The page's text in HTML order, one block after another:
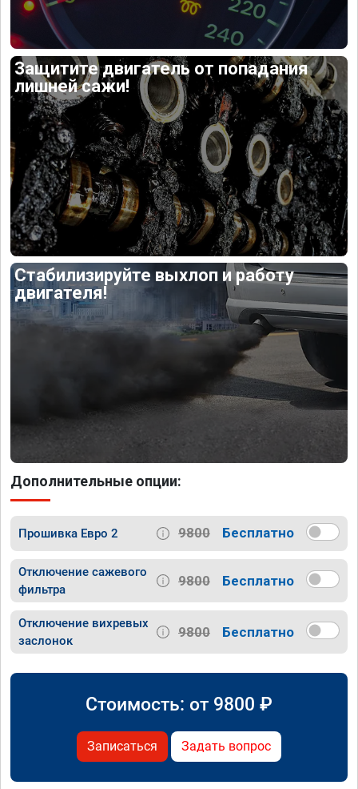
Защитите двигатель от попадания
лишней сажи!
Стабилизируйте выхлоп и работу
двигателя!
Дополнительные опции:
Прошивка Евро 2 9800 Бесплатно
Отключение сажевого
фильтра
9800 Бесплатно
Отключение вихревых
заслонок
9800 Бесплатно
Стоимость: от 9800 ₽
Записаться Задать вопрос